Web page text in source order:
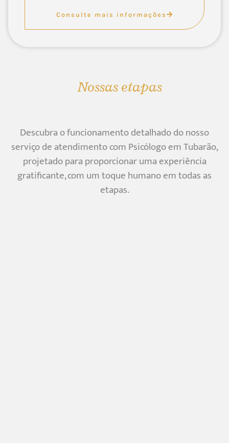
Consulte mais informações
Nossas etapas
Descubra o funcionamento detalhado do nosso
serviço de atendimento com Psicólogo em Tubarão,
projetado para proporcionar uma experiência
gratificante, com um toque humano em todas as
etapas.